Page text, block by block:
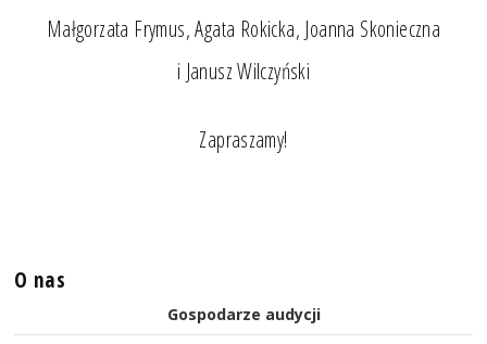
Małgorzata Frymus, Agata Rokicka, Joanna Skonieczna
i Janusz Wilczyński
Zapraszamy!
O nas
Gospodarze audycji